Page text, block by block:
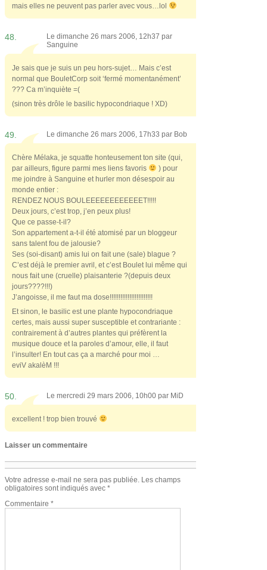
mais elles ne peuvent pas parler avec vous…lol
48.
Le dimanche 26 mars 2006, 12h37 par
Sanguine
Je sais que je suis un peu hors-sujet… Mais c’est
normal que BouletCorp soit ‘fermé momentanément’
??? Ca m’inquiète =(
(sinon très drôle le basilic hypocondriaque ! XD)
49. Le dimanche 26 mars 2006, 17h33 par Bob
Chère Mélaka, je squatte honteusement ton site (qui,
par ailleurs, figure parmi mes liens favoris
) pour
me joindre à Sanguine et hurler mon désespoir au
monde entier :
RENDEZ NOUS BOULEEEEEEEEEEEET!!!!!
Deux jours, c’est trop, j’en peux plus!
Que ce passe-t-il?
Son appartement a-t-il été atomisé par un bloggeur
sans talent fou de jalousie?
Ses (soi-disant) amis lui on fait une (sale) blague ?
C’est déjà le premier avril, et c’est Boulet lui même qui
nous fait une (cruelle) plaisanterie ?(depuis deux
jours????!!!)
J’angoisse, il me faut ma dose!!!!!!!!!!!!!!!!!!!!!!!!
Et sinon, le basilic est une plante hypocondriaque
certes, mais aussi super susceptible et contrariante :
contrairement à d’autres plantes qui préfèrent la
musique douce et la paroles d’amour, elle, il faut
l’insulter! En tout cas ça a marché pour moi …
eviV akalèM !!!
50. Le mercredi 29 mars 2006, 10h00 par MiD
excellent ! trop bien trouvé
Laisser un commentaire
Votre adresse e-mail ne sera pas publiée. Les champs
obligatoires sont indiqués avec *
Commentaire *